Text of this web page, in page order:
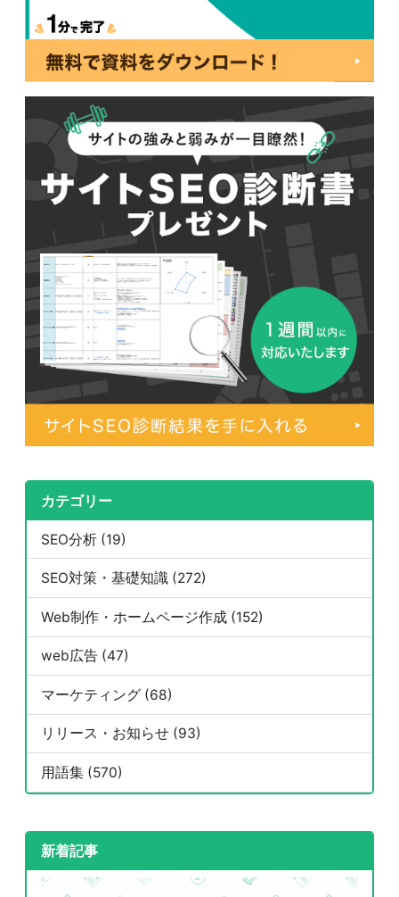
カテゴリー
SEO分析 (19)
SEO対策・基礎知識 (272)
Web制作・ホームページ作成 (152)
web広告 (47)
マーケティング (68)
リリース・お知らせ (93)
用語集 (570)
新着記事